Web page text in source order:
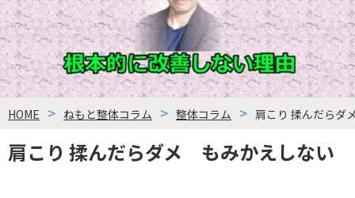
肩こり 揉んだらダメ もみかえしない
HOME ねもと整体コラム 整体コラム 肩こり 揉んだら